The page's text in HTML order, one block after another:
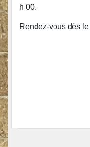
h 00.
Rendez-vous dès le